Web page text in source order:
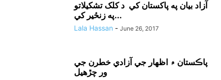
آزاد بيان په پاکستان کي د کلک تشکيلاتو
په زنځير کي...
Lala Hassan - June 26, 2017
پاڪستان ۾ اظهار جي آزادي خطرن جي
ور چڙهيل